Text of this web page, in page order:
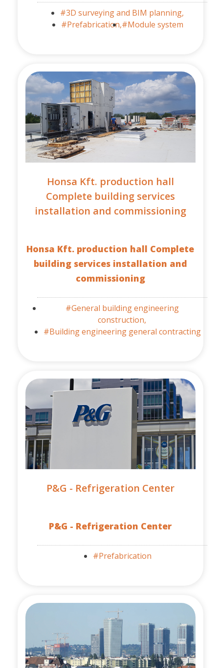
#3D surveying and BIM planning,
#Prefabrication,#Module system
Honsa Kft. production hall
Complete building services
installation and commissioning
Honsa Kft. production hall Complete
building services installation and
commissioning
#General building engineering
construction,
#Building engineering general contracting
P&G - Refrigeration Center
P&G - Refrigeration Center
#Prefabrication